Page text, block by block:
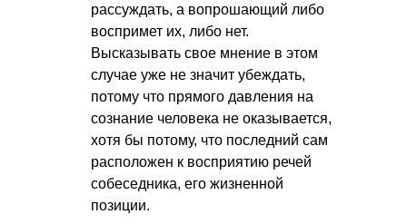
рассуждать, а вопрошающий либо
воспримет их, либо нет.
Высказывать свое мнение в этом
случае уже не значит убеждать,
потому что прямого давления на
сознание человека не оказывается,
хотя бы потому, что последний сам
расположен к восприятию речей
собеседника, его жизненной
позиции.